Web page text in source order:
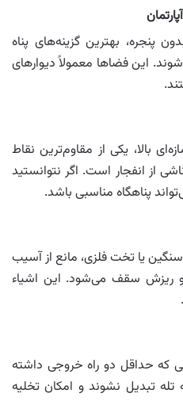
پنجره، بهترین گزینه‌های پناه
این فضاها معمولاً دیوارهای
بالا، یکی از مقاوم‌ترین نقاط
از انفجار است. اگر نتوانستید
پناهگاه مناسبی باشد.
سنگین یا تخت فلزی، مانع از آسیب
ریزش سقف می‌شود. این اشیاء
که حداقل دو راه خروجی داشته
تله تبدیل نشوند و امکان تخلیه